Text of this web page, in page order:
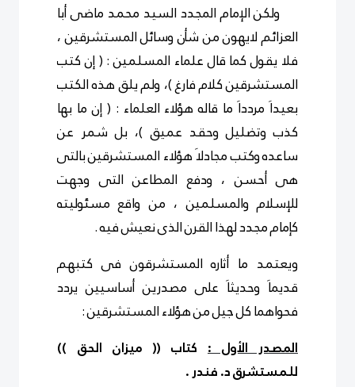
ولكن الإمام المجدد السيد محمد ماضى أبا
العزائم لايهون من شأن وسائل المستشرقين ،
فلا يقول كما قال علماء المسلمين : ( إن كتب
المستشرقين كلام فارغ )، ولم يلق هذه الكتب
بعيداَ مردداَ ما قاله هؤلاء العلماء : ( إن ما بها
كذب وتضليل وحقد عميق )، بل شمر عن
ساعده وكتب مجادلاَ هؤلاء المستشرقين بالتى
هى أحسن ، ودفع المطاعن التى وجهت
للإسلام والمسلمين ، من واقع مسئوليته
كإمام مجدد لهذا القرن الذى نعيش فيه .
ويعتمد ما أثاره المستشرقون فى كتبهم
قديماَ وحديثاَ على مصدرين أساسيين يردد
فحواهما كل جيل من هؤلاء المستشرقين :
المصدر الأول : كتاب (( ميزان الحق ))
للمستشرق د. فندر .